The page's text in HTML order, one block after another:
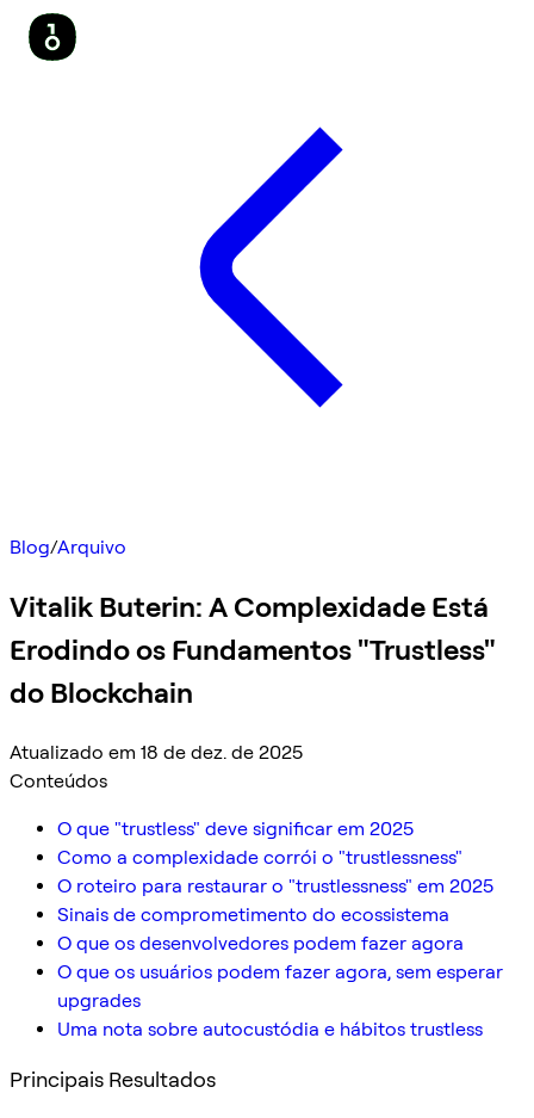
Blog/Arquivo
Vitalik Buterin: A Complexidade Está
Erodindo os Fundamentos "Trustless"
do Blockchain
Atualizado em 18 de dez. de 2025
Conteúdos
O que "trustless" deve significar em 2025
Como a complexidade corrói o "trustlessness"
O roteiro para restaurar o "trustlessness" em 2025
Sinais de comprometimento do ecossistema
O que os desenvolvedores podem fazer agora
O que os usuários podem fazer agora, sem esperar
upgrades
Uma nota sobre autocustódia e hábitos trustless
Principais Resultados